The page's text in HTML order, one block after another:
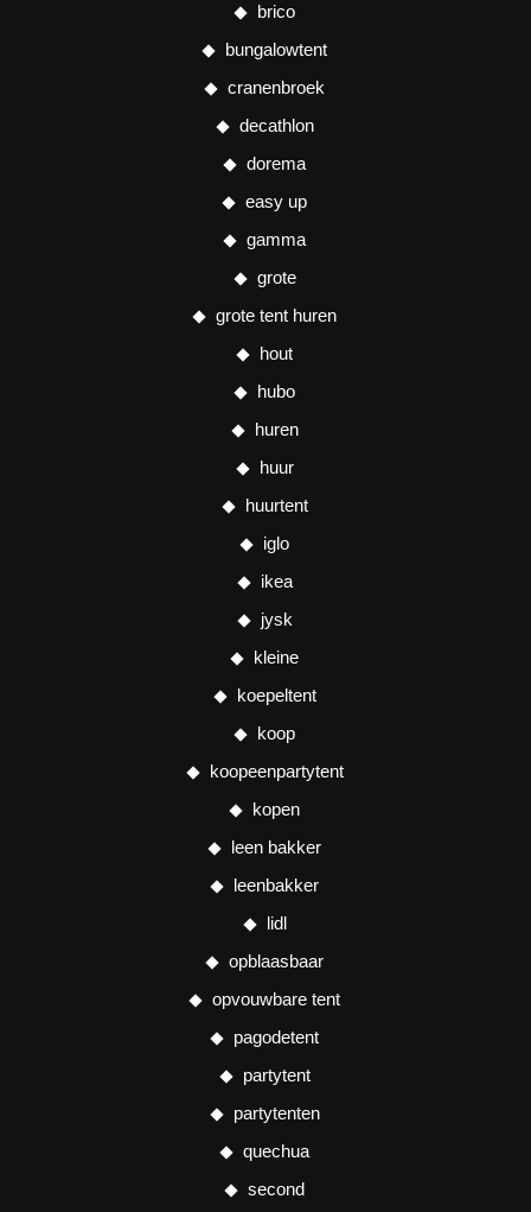
brico
bungalowtent
cranenbroek
decathlon
dorema
easy up
gamma
grote
grote tent huren
hout
hubo
huren
huur
huurtent
iglo
ikea
jysk
kleine
koepeltent
koop
koopeenpartytent
kopen
leen bakker
leenbakker
lidl
opblaasbaar
opvouwbare tent
pagodetent
partytent
partytenten
quechua
second